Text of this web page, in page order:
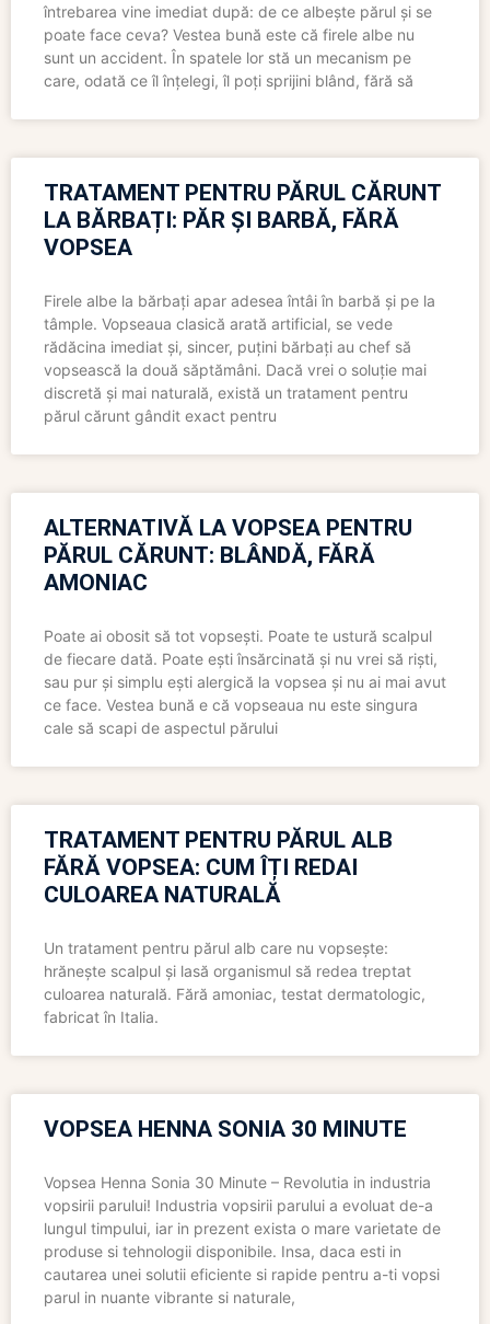
întrebarea vine imediat după: de ce albește părul și se
poate face ceva? Vestea bună este că firele albe nu
sunt un accident. În spatele lor stă un mecanism pe
care, odată ce îl înțelegi, îl poți sprijini blând, fără să
TRATAMENT PENTRU PĂRUL CĂRUNT
LA BĂRBAȚI: PĂR ȘI BARBĂ, FĂRĂ
VOPSEA
Firele albe la bărbați apar adesea întâi în barbă și pe la
tâmple. Vopseaua clasică arată artificial, se vede
rădăcina imediat și, sincer, puțini bărbați au chef să
vopsească la două săptămâni. Dacă vrei o soluție mai
discretă și mai naturală, există un tratament pentru
părul cărunt gândit exact pentru
ALTERNATIVĂ LA VOPSEA PENTRU
PĂRUL CĂRUNT: BLÂNDĂ, FĂRĂ
AMONIAC
Poate ai obosit să tot vopsești. Poate te ustură scalpul
de fiecare dată. Poate ești însărcinată și nu vrei să riști,
sau pur și simplu ești alergică la vopsea și nu ai mai avut
ce face. Vestea bună e că vopseaua nu este singura
cale să scapi de aspectul părului
TRATAMENT PENTRU PĂRUL ALB
FĂRĂ VOPSEA: CUM ÎȚI REDAI
CULOAREA NATURALĂ
Un tratament pentru părul alb care nu vopsește:
hrănește scalpul și lasă organismul să redea treptat
culoarea naturală. Fără amoniac, testat dermatologic,
fabricat în Italia.
VOPSEA HENNA SONIA 30 MINUTE
Vopsea Henna Sonia 30 Minute – Revolutia in industria
vopsirii parului! Industria vopsirii parului a evoluat de-a
lungul timpului, iar in prezent exista o mare varietate de
produse si tehnologii disponibile. Insa, daca esti in
cautarea unei solutii eficiente si rapide pentru a-ti vopsi
parul in nuante vibrante si naturale,